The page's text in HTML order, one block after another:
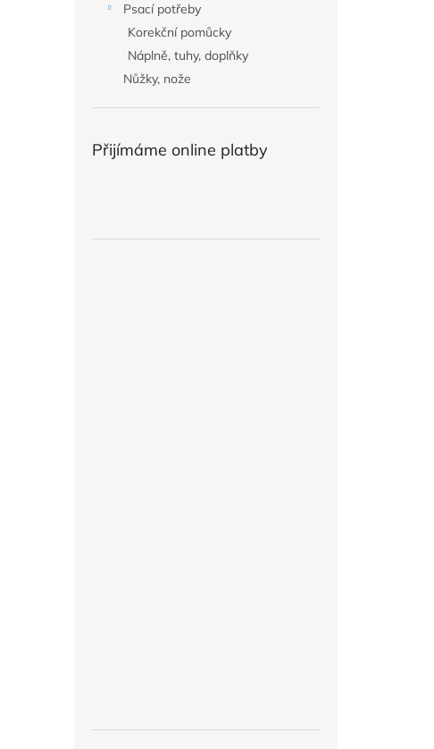
Psací potřeby
Korekční pomůcky
Náplně, tuhy, doplňky
Nůžky, nože
Přijímáme online platby